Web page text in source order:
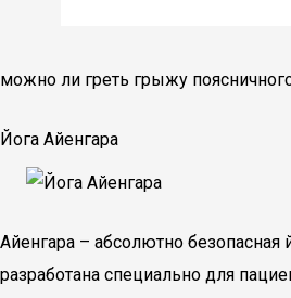
можно ли греть грыжу
Йога Айенгара
Айенгара – абсолютно безопасная
разработана специально для